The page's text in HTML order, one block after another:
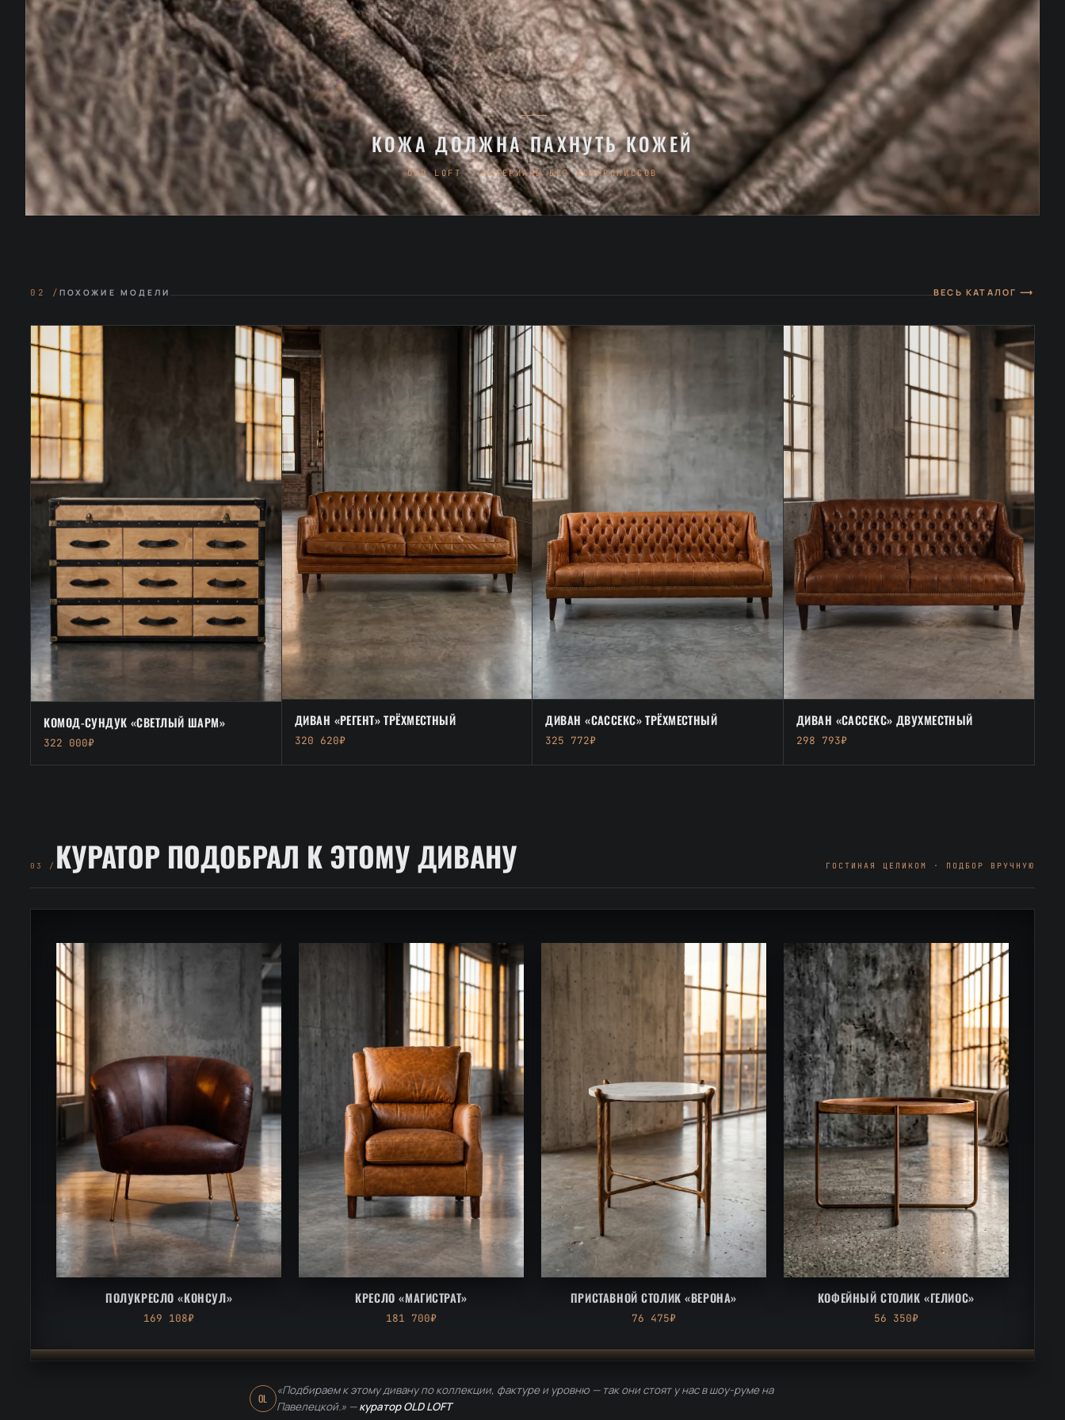
КОЖА ДОЛЖНА ПАХНУТЬ КОЖЕЙ
OLD LOFT · МАТЕРИАЛЫ БЕЗ КОМПРОМИССОВ
02 /ПОХОЖИЕ МОДЕЛИ ВЕСЬ КАТАЛОГ ⟶
КОМОД-СУНДУК «СВЕТЛЫЙ ШАРМ»
322 000₽
ДИВАН «РЕГЕНТ» ТРЁХМЕСТНЫЙ
320 620₽
ДИВАН «САССЕКС» ТРЁХМЕСТНЫЙ
325 772₽
ДИВАН «САССЕКС» ДВУХМЕСТНЫЙ
298 793₽
03 / КУРАТОР ПОДОБРАЛ К ЭТОМУ ДИВАНУ ГОСТИНАЯ ЦЕЛИКОМ · ПОДБОР ВРУЧНУЮ
ПОЛУКРЕСЛО «КОНСУЛ»
169 108₽
КРЕСЛО «МАГИСТРАТ»
181 700₽
ПРИСТАВНОЙ СТОЛИК «ВЕРОНА»
76 475₽
КОФЕЙНЫЙ СТОЛИК «ГЕЛИОС»
56 350₽
OL
«Подбираем к этому дивану по коллекции, фактуре и уровню — так они стоят у нас в шоу-руме на
Павелецкой.» —куратор OLD LOFT